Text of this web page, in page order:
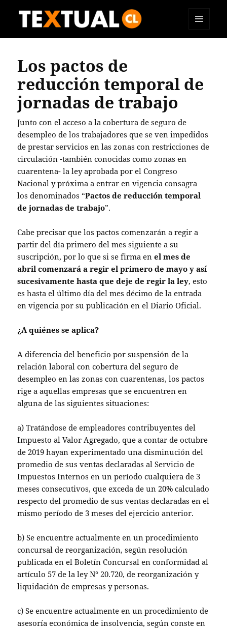
Los pactos de
reducción temporal de
jornadas de trabajo
Junto con el acceso a la cobertura de seguro de
desempleo de los trabajadores que se ven impedidos
de prestar servicios en las zonas con restricciones de
circulación -también conocidas como zonas en
cuarentena- la ley aprobada por el Congreso
Nacional y próxima a entrar en vigencia consagra
los denominados “Pactos de reducción temporal
de jornadas de trabajo”.
Cabe precisar que los pactos comenzarán a regir a
partir del día primero del mes siguiente a su
suscripción, por lo que si se firma enel mes de
abril comenzará a regir el primero de mayo y así
sucesivamente hasta que deje de regir la ley, esto
es hasta el último día del mes décimo de la entrada
en vigencia por su publicación en el Diario Oficial.
¿A quiénes se aplica?
A diferencia del beneficio por suspensión de la
relación laboral con cobertura del seguro de
desempleo en las zonas con cuarentenas, los pactos
rige a aquellas empresas que se encuentren en
alguna de las siguientes situaciones:
a) Tratándose de empleadores contribuyentes del
Impuesto al Valor Agregado, que a contar de octubre
de 2019 hayan experimentado una disminución del
promedio de sus ventas declaradas al Servicio de
Impuestos Internos en un período cualquiera de 3
meses consecutivos, que exceda de un 20% calculado
respecto del promedio de sus ventas declaradas en el
mismo período de 3 meses del ejercicio anterior.
b) Se encuentre actualmente en un procedimiento
concursal de reorganización, según resolución
publicada en el Boletín Concursal en conformidad al
artículo 57 de la ley N° 20.720, de reorganización y
liquidación de empresas y personas.
c) Se encuentre actualmente en un procedimiento de
asesoría económica de insolvencia, según conste en